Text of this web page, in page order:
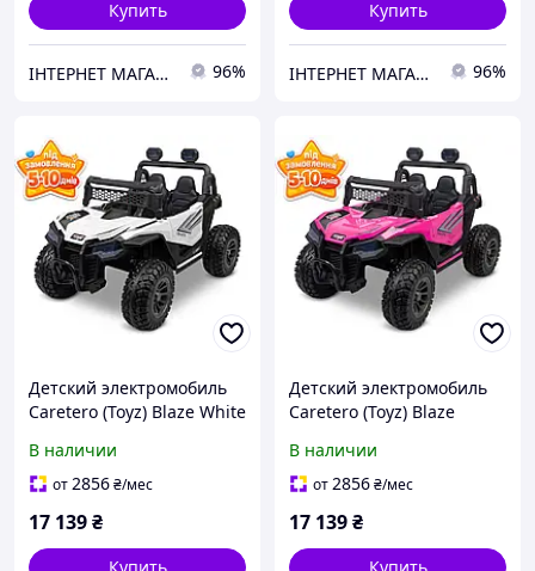
Купить
ІНТЕРНЕТ МАГАЗИН ДИТЯЧИХ ТОВАРІВ AGNES SHOP 96%
Купить
ІНТЕРНЕТ МАГАЗИН ДИТЯЧИХ ТОВАРІВ AGNES SHOP 96%
Детский электромобиль
Caretero (Toyz) Blaze White
В наличии
от2856₴/мес
17 139₴
Детский электромобиль
Caretero (Toyz) Blaze
В наличии
от2856₴/мес
17 139₴